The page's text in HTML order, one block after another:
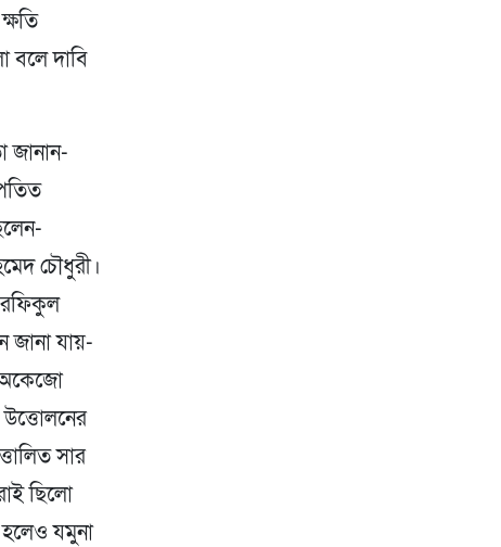
বলে দাবি
জানান-
চৌধুরী।
রফিকুল
যায়-
অকেজো
উত্তোলনের
সার
ছিলো
যমুনা